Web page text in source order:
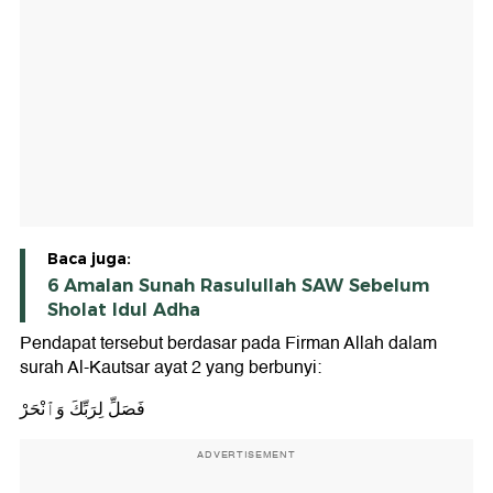
Baca juga:
6 Amalan Sunah Rasulullah SAW Sebelum
Sholat Idul Adha
Pendapat tersebut berdasar pada Firman Allah dalam
surah Al-Kautsar ayat 2 yang berbunyi:
فَصَلِّ لِرَبِّكَ وَٱنْحَرْ
ADVERTISEMENT